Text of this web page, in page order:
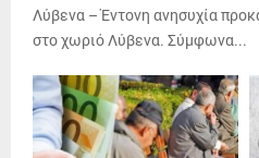
Λύβενα – Έντονη ανησυχία
στο χωριό Λύβενα. Σύμφωνα...